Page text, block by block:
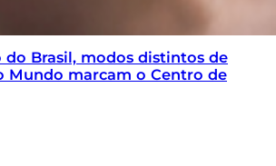
do Brasil, modos distintos de
Mundo marcam o Centro de